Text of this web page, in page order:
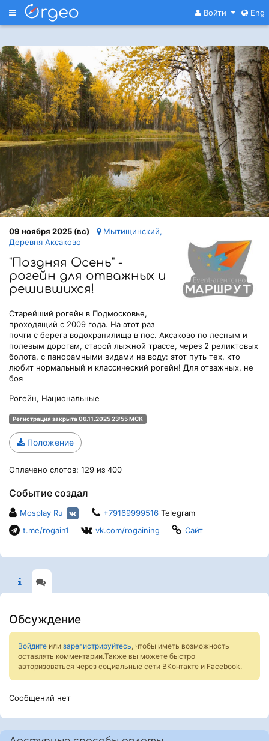
Меню Войти Eng
09 ноября 2025 (вс)
Мытищинский,
Деревня Аксаково
"Поздняя Осень" -
рогейн для отважных и
решившихся!
Старейший рогейн в Подмосковье,
проходящий с 2009 года. На этот раз
почти с берега водохранилища в пос. Аксаково по лесным и
полевым дорогам, старой лыжной трассе, через 2 реликтовых
болота, с панорамными видами на воду: этот путь тех, кто
любит нормальный и классический рогейн! Для отважных, не
боя
Рогейн, Национальные
Регистрация закрыта 06.11.2025 23:55 МСК
Положение
Оплачено слотов: 129 из 400
Событие создал
Mosplay Ru +79169999516 Telegram
t.me/rogain1
vk.com/rogaining Сайт
Обсуждение
Войдите или зарегистрируйтесь , чтобы иметь возможность
оставлять комментарии.Также вы можете быстро
авторизоваться через социальные сети ВКонтакте и Facebook.
Сообщений нет